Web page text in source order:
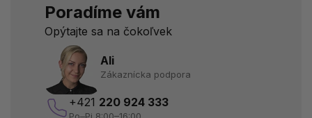
Poradíme vám
Opýtajte sa na čokoľvek
Ali
Zákaznícka podpora
+421 220 924 333
Po–Pi 8:00–16:00